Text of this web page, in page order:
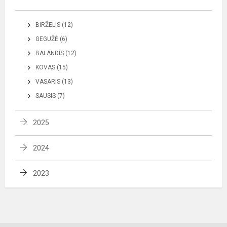
BIRŽELIS (12)
GEGUŽĖ (6)
BALANDIS (12)
KOVAS (15)
VASARIS (13)
SAUSIS (7)
2025
2024
2023